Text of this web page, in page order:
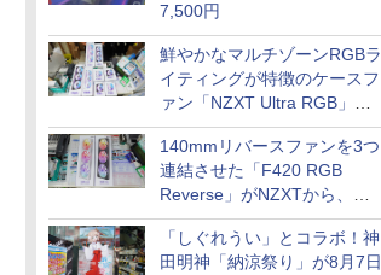
7,500円
鮮やかなマルチゾーンRGBラ
イティングが特徴のケースフ
ァン「NZXT Ultra RGB」が
発売、計8製品
140mmリバースファンを3つ
連結させた「F420 RGB
Reverse」がNZXTから、単
一フレーム採用
「しぐれうい」とコラボ！神
田明神「納涼祭り」が8月7日